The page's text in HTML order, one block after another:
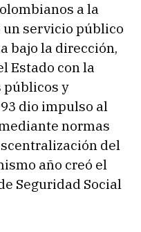
a la
un servicio público
bajo la dirección,
Estado con la
públicos y
dio impulso al
normas
del
año creó el
Seguridad Social